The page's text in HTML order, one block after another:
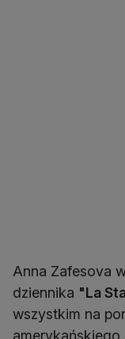
Anna Zafesova
dziennika "La
wszystkim na